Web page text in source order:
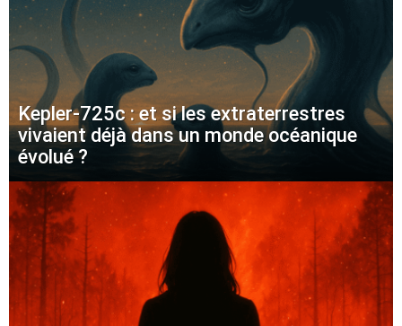
Kepler-725c : et si les extraterrestres
vivaient déjà dans un monde océanique
évolué ?